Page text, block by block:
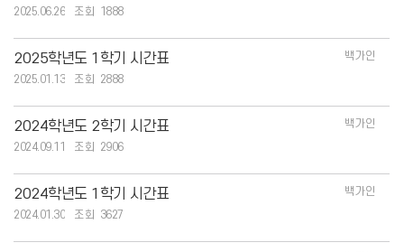
2025.06.26
1888
2025학년도 1학기 시간표
백가인
2025.01.13
2888
2024학년도 2학기 시간표
백가인
2024.09.11
2906
2024학년도 1학기 시간표
백가인
2024.01.30
3627